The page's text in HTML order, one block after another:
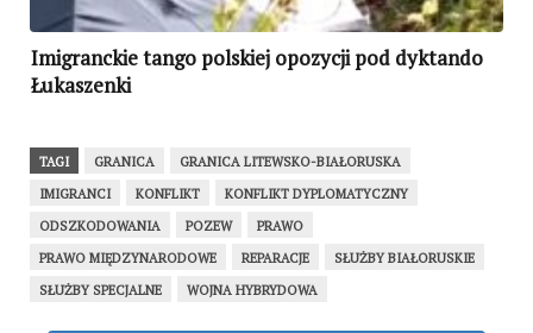
Imigranckie tango polskiej opozycji pod dyktando
Łukaszenki
TAGI GRANICA
GRANICA LITEWSKO-BIAŁORUSKA
IMIGRANCI
KONFLIKT
KONFLIKT DYPLOMATYCZNY
ODSZKODOWANIA
POZEW
PRAWO
PRAWO MIĘDZYNARODOWE
REPARACJE
SŁUŻBY BIAŁORUSKIE
SŁUŻBY SPECJALNE
WOJNA HYBRYDOWA